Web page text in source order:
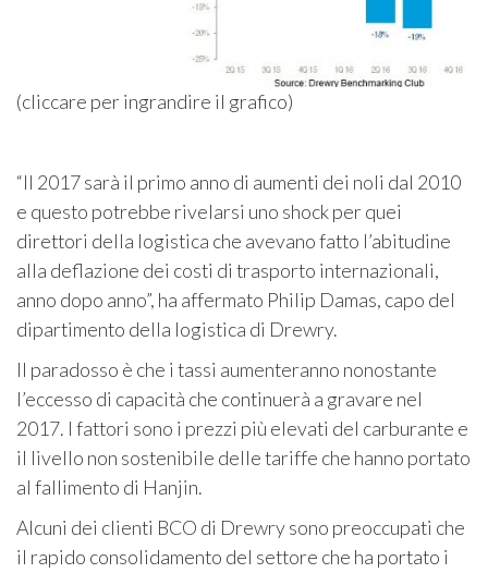
(cliccare per ingrandire il grafico)
“Il 2017 sarà il primo anno di aumenti dei noli dal 2010
e questo potrebbe rivelarsi uno shock per quei
direttori della logistica che avevano fatto l’abitudine
alla deflazione dei costi di trasporto internazionali,
anno dopo anno”, ha affermato Philip Damas, capo del
dipartimento della logistica di Drewry.
Il paradosso è che i tassi aumenteranno nonostante
l’eccesso di capacità che continuerà a gravare nel
2017. I fattori sono i prezzi più elevati del carburante e
il livello non sostenibile delle tariffe che hanno portato
al fallimento di Hanjin.
Alcuni dei clienti BCO di Drewry sono preoccupati che
il rapido consolidamento del settore che ha portato i